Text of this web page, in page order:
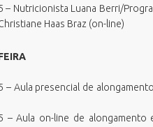
– Nutricionista Luana Berri/
Haas Braz (on-line)
– Aula presencial de
– Aula on-line de